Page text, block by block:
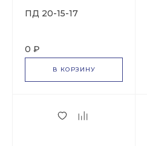
ПД 20-15-17
0 ₽
В КОРЗИНУ